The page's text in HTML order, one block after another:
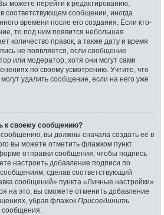
можете перейти к редактированию,
в соответствующем сообщении, иногда
времени после его создания. Если кто-
то под ним появится небольшая
количество правок, а также дату и время
не появляется, если сообщение
или модератор, хотя они могут сами
по своему усмотрению. Учтите, что
удалить сообщение, если на него уже
к своему сообщению?
вы должны сначала создать её в
вы можете отметить флажком пункт
отправки сообщения, чтобы подпись
настроить добавление подписи по
сделав соответствующий
сообщений» пункта «Личные настройки»
на это, вы сможете отменить добавление
убрав флажок Присоединить